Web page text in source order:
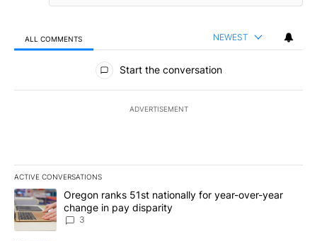
ALL COMMENTS NEWEST
All Comments
Start the conversation
ADVERTISEMENT
ACTIVE CONVERSATIONS
The following is a list of the most commented articles in the last
A trending article titled "Oregon ranks 51st nationally for year-
Oregon ranks 51st nationally for year-over-year
change in pay disparity
3